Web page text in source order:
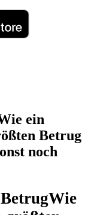
ein
Betrug
noch
Wie